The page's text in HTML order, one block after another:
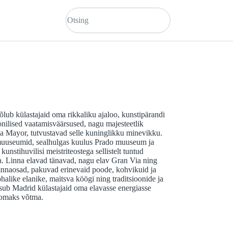
külastajaid oma rikkaliku ajaloo, kunstipärandi
vaatamisväärsused, nagu majesteetlik
Mayor, tutvustavad selle kuninglikku minevikku.
sealhulgas kuulus Prado muuseum ja
meistriteostega sellistelt tuntud
Linna elavad tänavad, nagu elav Gran Via ning
pakuvad erinevaid poode, kohvikuid ja
elanike, maitsva köögi ning traditsioonide ja
Madrid külastajaid oma elavasse energiasse
võtma.